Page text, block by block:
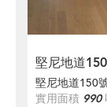
堅尼地道
堅尼地道150
實用面積 990